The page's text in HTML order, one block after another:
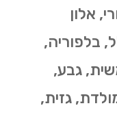
אלון
בלפוריה,
גבע,
גזית,